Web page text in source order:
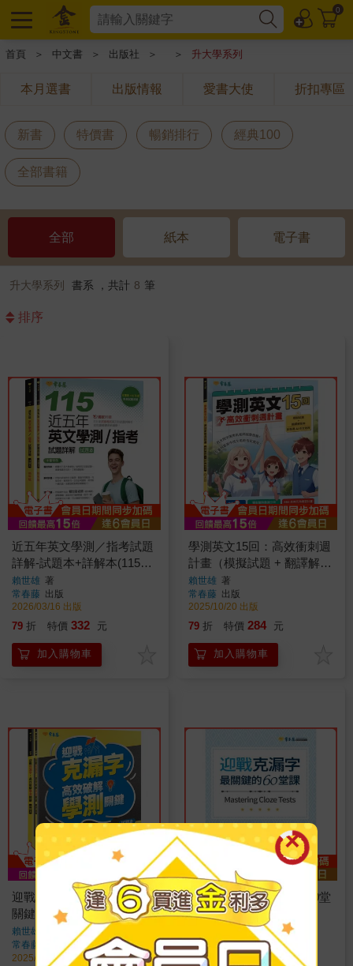
0
首頁 ＞ 中文書 ＞ 出版社 ＞ ＞ 升大學系列
本月選書 出版情報 愛書大使 折扣專區
新書 特價書 暢銷排行 經典100
全部書籍
全部 紙本 電子書
升大學系列 書系 ，共計 8 筆
排序
近五年英文學測／指考試題
詳解-試題本+詳解本(115年
版)
賴世雄 著
常春藤 出版
2026/03/16 出版
79 折 特價 332 元
加入購物車
學測英文15回：高效衝刺週
計畫（模擬試題 + 翻譯解答
本+ 附免費AI作文批改）
賴世雄 著
常春藤 出版
2025/10/20 出版
79 折 特價 284 元
加入購物車
迎戰克漏字：高效破解學測
關鍵-試題本＋詳解本
賴世雄
常春藤
2025/03/03 出版
迎戰克漏字：最關鍵的60堂
課
常春藤出版
2019/02/21 出版